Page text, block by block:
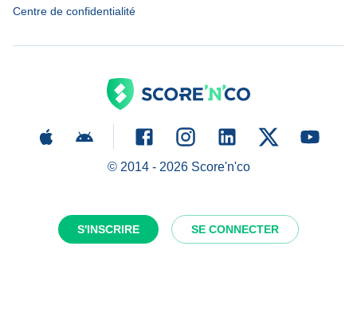
S'INSCRIRE SE CONNECTER
Centre de confidentialité
© 2014 - 2026Score'n'co